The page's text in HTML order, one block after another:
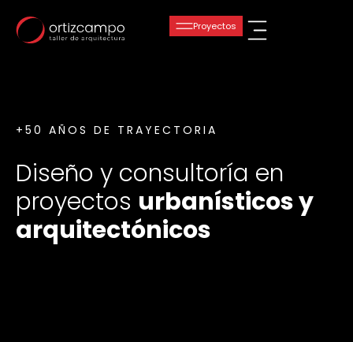
+50 AÑOS DE TRAYECTORIA
Diseño y consultoría en
proyectos urbanísticos y
arquitectónicos